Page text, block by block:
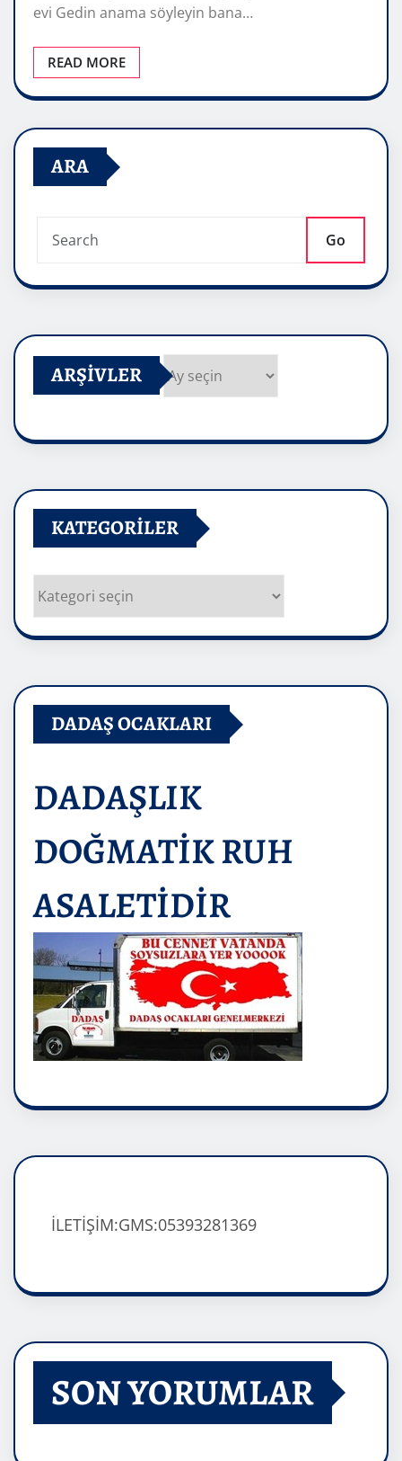
evi Gedin anama söyleyin bana…
READ MORE
ARA
Go
ARŞIVLER
KATEGORILER
Kategoriler
DADAŞ OCAKLARI
DADAŞLIK
DOĞMATİK RUH
ASALETİDİR
İLETİŞİM:GMS:05393281369
SON YORUMLAR